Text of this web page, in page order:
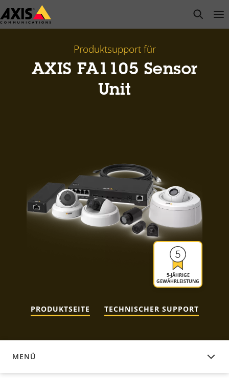
Zum
Hauptinhalt
open
Produktsupport für
AXIS FA1105 Sensor
Unit
5-JÄHRIGE
GEWÄHRLEISTUNG
PRODUKTSEITE TECHNISCHER SUPPORT
MENÜ
DOKUMENTATION